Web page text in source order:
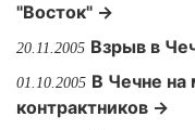
"Восток" →
20.11.2005 Взрыв в
01.10.2005 В Чечне на
контрактников →